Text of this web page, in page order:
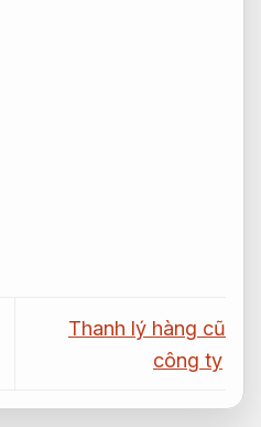
Thanh lý hàng cũ
công ty